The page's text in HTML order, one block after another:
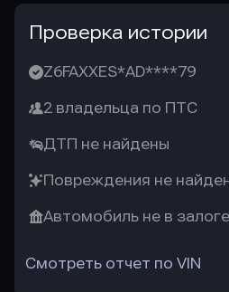
Проверка истории
Z6FAXXES*AD****79
2 владельца по ПТС
ДТП не найдены
Повреждения не
Автомобиль не в залоге
Смотреть отчет по VIN